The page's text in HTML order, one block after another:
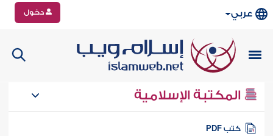
عربي دخول
المكتبة الإسلامية